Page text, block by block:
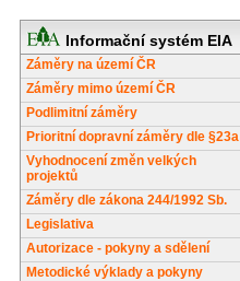
Informační systém EIA
Záměry na území ČR
Záměry mimo území ČR
Podlimitní záměry
Prioritní dopravní záměry dle §23a
Vyhodnocení změn velkých
projektů
Záměry dle zákona 244/1992 Sb.
Legislativa
Autorizace - pokyny a sdělení
Metodické výklady a pokyny